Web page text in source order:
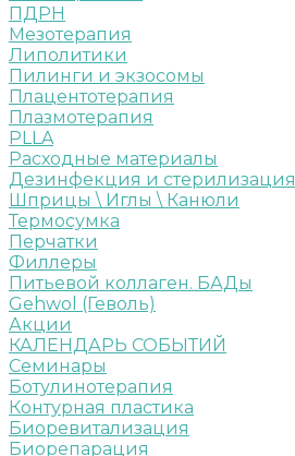
ПДРН
Мезотерапия
Липолитики
Пилинги и экзосомы
Плацентотерапия
Плазмотерапия
PLLA
Расходные материалы
Дезинфекция и стерилизация
Шприцы \ Иглы \ Канюли
Термосумка
Перчатки
Филлеры
Питьевой коллаген. БАДы
Gehwol (Геволь)
Акции
КАЛЕНДАРЬ СОБЫТИЙ
Семинары
Ботулинотерапия
Контурная пластика
Биоревитализация
Биорепарация